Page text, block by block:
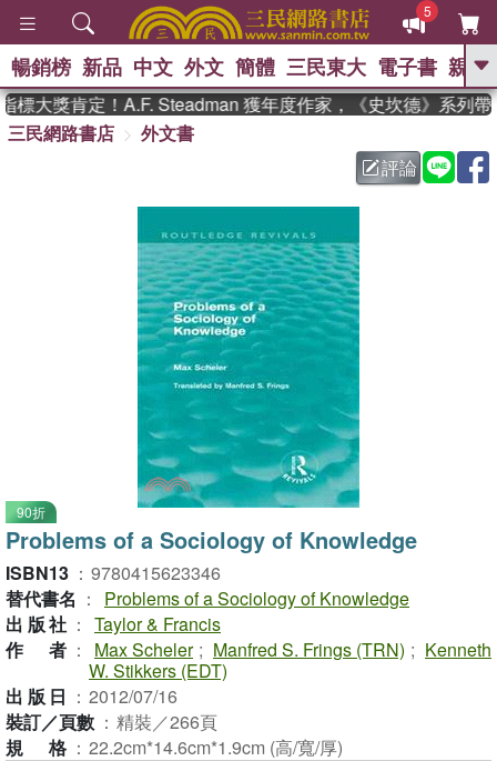
5
GO
父親節 、 如果歷
暑期推薦 、 國際布克
獎 臺灣漫遊錄 、 方念華
登輝時代 、 數學女孩：黎曼猜想
偉大的迷走神經
暢銷榜 新品 中文 外文 簡體 三民東大 電子書 親子
大獎肯定！A.F. Steadman 獲年度作家，《史坎德》系列帶
三民網路書店
外文書
評論
90折
Problems of a Sociology of Knowledge
ISBN13 ： 9780415623346
替代書名 ：
Problems of a Sociology of Knowledge
出版社 ： Taylor & Francis
作者 ： Max Scheler ; Manfred S. Frings (TRN) ; Kenneth
W. Stikkers (EDT)
出版日 ： 2012/07/16
裝訂／頁數 ： 精裝／266頁
規格 ： 22.2cm*14.6cm*1.9cm (高/寬/厚)